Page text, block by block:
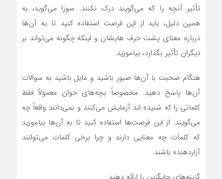
تأثیر آنچه را که می‌گویند درک نکنند. سوزا می‌گوید، به
همین دلیل، باید از این فرصت استفاده کنید تا به آن‌ها
درباره معنای پشت حرف هایشان و اینکه چگونه می‌تواند بر
دیگران تأثیر بگذارد، بیاموزید.
هنگام صحبت با آن‌ها صبور باشید و مایل باشید به سوالات
آن‌ها پاسخ دهید. مخصوصاً بچه‌های جوان معمولاً فقط
کلماتی را که شنیده اند آزمایش می‌کنند و نمی‌دانند واقعاً چه
می‌گویند. از این فرصت‌ها استفاده کنید تا به آن‌ها بیاموزید
که کلمات چه معنایی دارند و چرا برخی کلمات می‌توانند
آزاردهنده باشند.